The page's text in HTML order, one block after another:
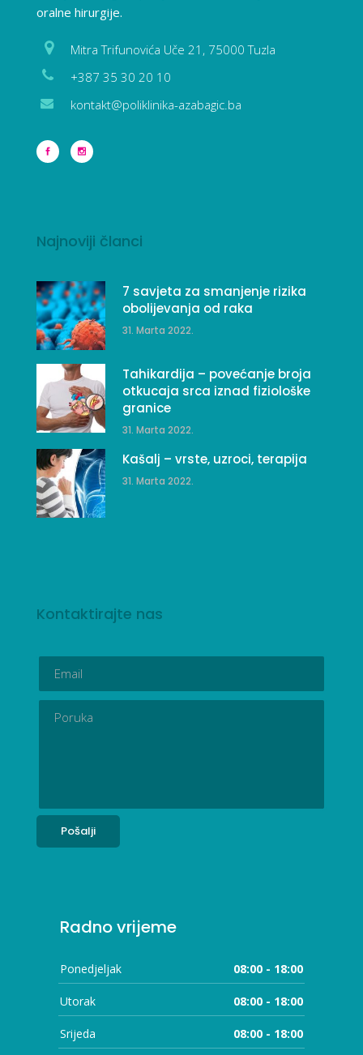
oralne hirurgije.
Mitra Trifunovića Uče 21, 75000 Tuzla
+387 35 30 20 10
kontakt@poliklinika-azabagic.ba
Najnoviji članci
7 savjeta za smanjenje rizika
obolijevanja od raka
31. Marta 2022.
Tahikardija – povećanje broja
otkucaja srca iznad fiziološke
granice
31. Marta 2022.
Kašalj – vrste, uzroci, terapija
31. Marta 2022.
Kontaktirajte nas
Radno vrijeme
Ponedjeljak 08:00 - 18:00
Utorak 08:00 - 18:00
Srijeda 08:00 - 18:00